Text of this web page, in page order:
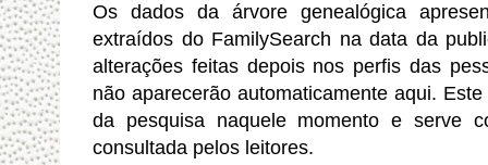
Os dados da árvore genealógica
extraídos do FamilySearch na data da
alterações feitas depois nos perfis das
não aparecerão automaticamente aqui.
da pesquisa naquele momento e serve
consultada pelos leitores.